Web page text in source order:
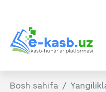
Bosh sahifa